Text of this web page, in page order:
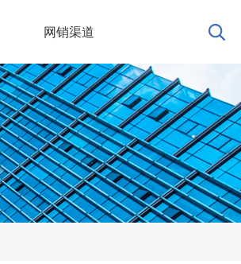
网销渠道